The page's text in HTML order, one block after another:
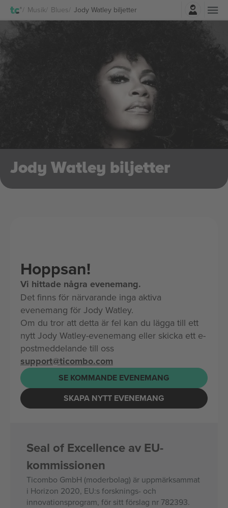
Musik Blues Jody Watley biljetterLogga in
Jody Watley biljetter
Hoppsan!
Vi hittade några evenemang.
Det finns för närvarande inga aktiva
evenemang för Jody Watley.
Om du tror att detta är fel kan du lägga till ett
nytt Jody Watley-evenemang eller skicka ett e-
postmeddelande till oss
support@ticombo.com
SE KOMMANDE EVENEMANG
SKAPA NYTT EVENEMANG
Seal of Excellence av EU-
kommissionen
Ticombo GmbH (moderbolag) är uppmärksammat
i Horizon 2020, EU:s forsknings- och
innovationsprogram, för sitt förslag nr 782393.